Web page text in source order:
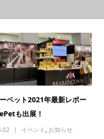
ペット2021年最新レポー
も出展！
イベント , お知らせ